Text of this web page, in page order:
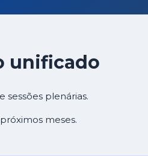
unificado
sessões plenárias.
meses.